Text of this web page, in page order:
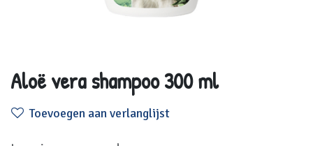
Aloë vera shampoo 300 ml
Toevoegen aan verlanglijst